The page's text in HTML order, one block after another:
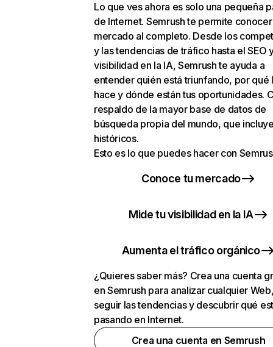
Lo que ves ahora es solo una pequeña
de Internet. Semrush te permite
mercado al completo. Desde los
y las tendencias de tráfico hasta el SEO
visibilidad en la IA, Semrush te ayuda a
entender quién está triunfando, por qué
hace y dónde están tus oportunidades.
respaldo de la mayor base de datos de
búsqueda propia del mundo, que
históricos.
Esto es lo que puedes hacer con
Conoce tu mercado
Mide tu visibilidad en la IA
Aumenta el tráfico orgánico
¿Quieres saber más? Crea una cuenta
en Semrush para analizar cualquier
seguir las tendencias y descubrir qué
pasando en Internet.
Crea una cuenta en Semrush